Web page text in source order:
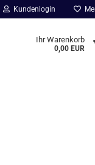
Kundenlogin
Ihr Warenkorb
0,00 EUR